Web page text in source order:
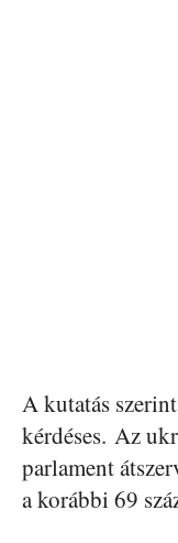
A kutatás
kérdéses. Az
parlament
a korábbi 69